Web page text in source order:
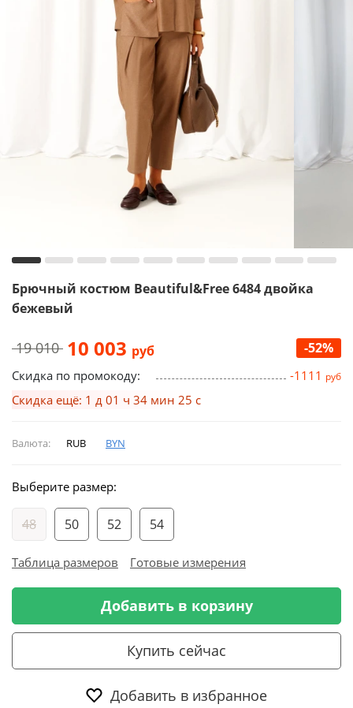
Брючный костюм Beautiful&Free 6484 двойка
бежевый
19 010 10 003 руб -52%
Скидка по промокоду: -1111 руб
Скидка ещё: 1 д 01 ч 34 мин 24 с
Валюта: RUB BYN
Выберите размер:
48 50 52 54
Таблица размеров Готовые измерения
Добавить в корзину
Купить сейчас
Добавить в избранное